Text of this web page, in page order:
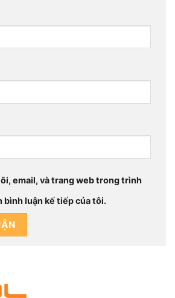
email, và trang web trong trình
bình luận kế tiếp của tôi.